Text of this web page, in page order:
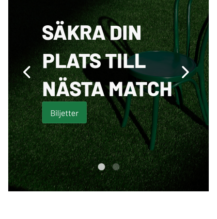
SÄKRA DIN
PLATS TILL
NÄSTA MATCH
Biljetter